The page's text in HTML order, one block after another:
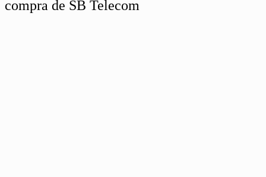
compra de SB Telecom